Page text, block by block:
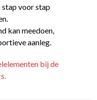
voor stap
kan meedoen,
aanleg.
bij de